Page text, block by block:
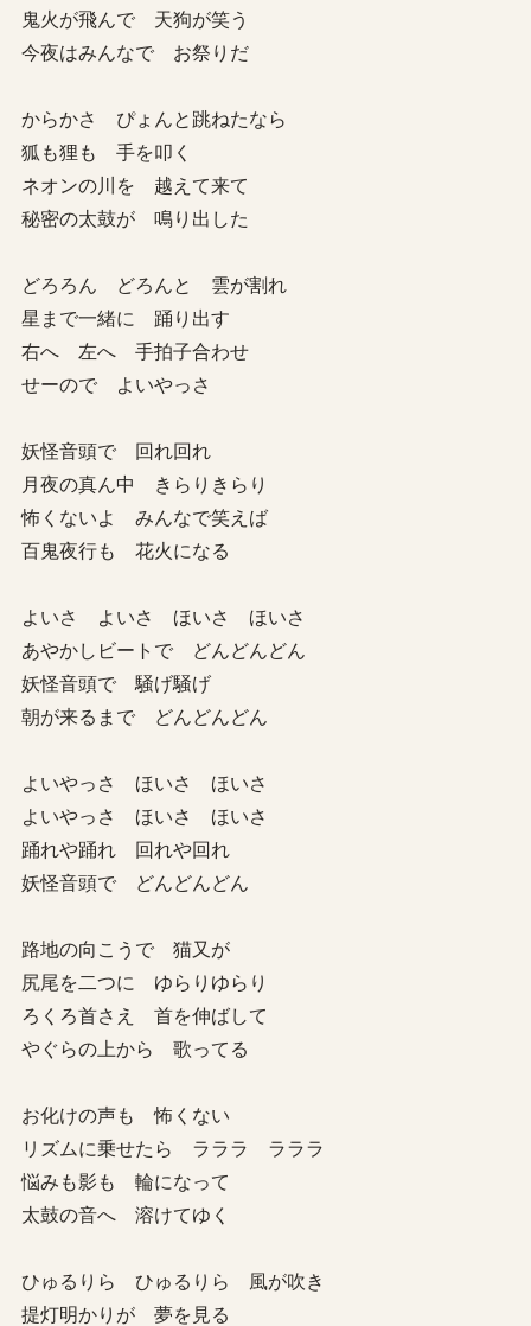
鬼火が飛んで 天狗が笑う
今夜はみんなで お祭りだ
からかさ ぴょんと跳ねたなら
狐も狸も 手を叩く
ネオンの川を 越えて来て
秘密の太鼓が 鳴り出した
どろろん どろんと 雲が割れ
星まで一緒に 踊り出す
右へ 左へ 手拍子合わせ
せーので よいやっさ
妖怪音頭で 回れ回れ
月夜の真ん中 きらりきらり
怖くないよ みんなで笑えば
百鬼夜行も 花火になる
よいさ よいさ ほいさ ほいさ
あやかしビートで どんどんどん
妖怪音頭で 騒げ騒げ
朝が来るまで どんどんどん
よいやっさ ほいさ ほいさ
よいやっさ ほいさ ほいさ
踊れや踊れ 回れや回れ
妖怪音頭で どんどんどん
路地の向こうで 猫又が
尻尾を二つに ゆらりゆらり
ろくろ首さえ 首を伸ばして
やぐらの上から 歌ってる
お化けの声も 怖くない
リズムに乗せたら ラララ ラララ
悩みも影も 輪になって
太鼓の音へ 溶けてゆく
ひゅるりら ひゅるりら 風が吹き
提灯明かりが 夢を見る